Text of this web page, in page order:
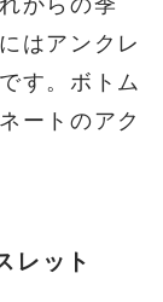
ブルー＆